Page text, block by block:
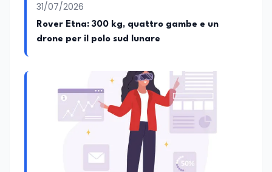
31/07/2026
Rover Etna: 300 kg, quattro gambe e un
drone per il polo sud lunare